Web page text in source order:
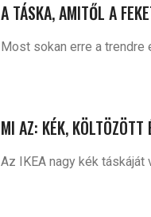
A TÁSKA, AMITŐL A
Most sokan erre a trendre
MI AZ: KÉK,
Az IKEA nagy kék